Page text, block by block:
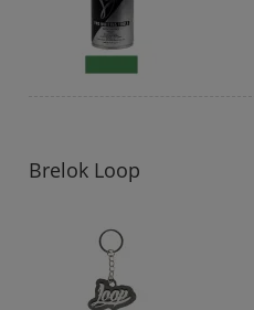
Brelok Loop